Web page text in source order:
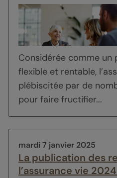
Considérée comme un
flexible et rentable,
plébiscitée par de
pour faire fructifier...
mardi 7 janvier 2025
La publication des
l’assurance vie